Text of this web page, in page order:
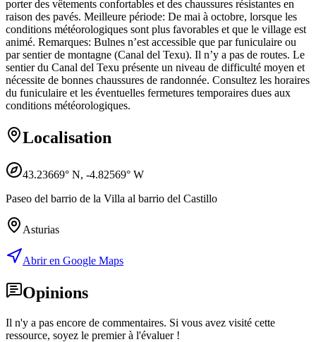
porter des vêtements confortables et des chaussures résistantes en
raison des pavés. Meilleure période: De mai à octobre, lorsque les
conditions météorologiques sont plus favorables et que le village est
animé. Remarques: Bulnes n’est accessible que par funiculaire ou
par sentier de montagne (Canal del Texu). Il n’y a pas de routes. Le
sentier du Canal del Texu présente un niveau de difficulté moyen et
nécessite de bonnes chaussures de randonnée. Consultez les horaires
du funiculaire et les éventuelles fermetures temporaires dues aux
conditions météorologiques.
Localisation
43.23669° N, -4.82569° W
Paseo del barrio de la Villa al barrio del Castillo
Asturias
Abrir en Google Maps
Opinions
Il n'y a pas encore de commentaires. Si vous avez visité cette
ressource, soyez le premier à l'évaluer !